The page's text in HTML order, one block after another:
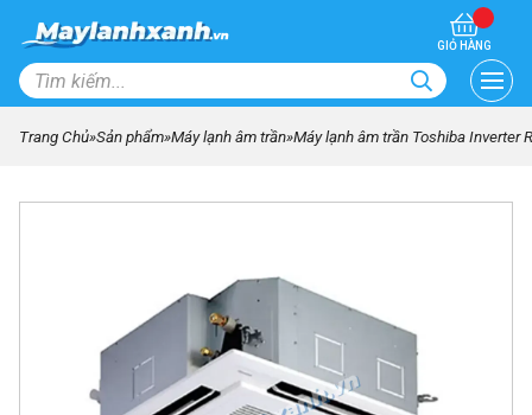
GIỎ HÀNG
Trang Chủ»Sản phẩm»Máy lạnh âm trần»Máy lạnh âm trần Toshiba Inverter